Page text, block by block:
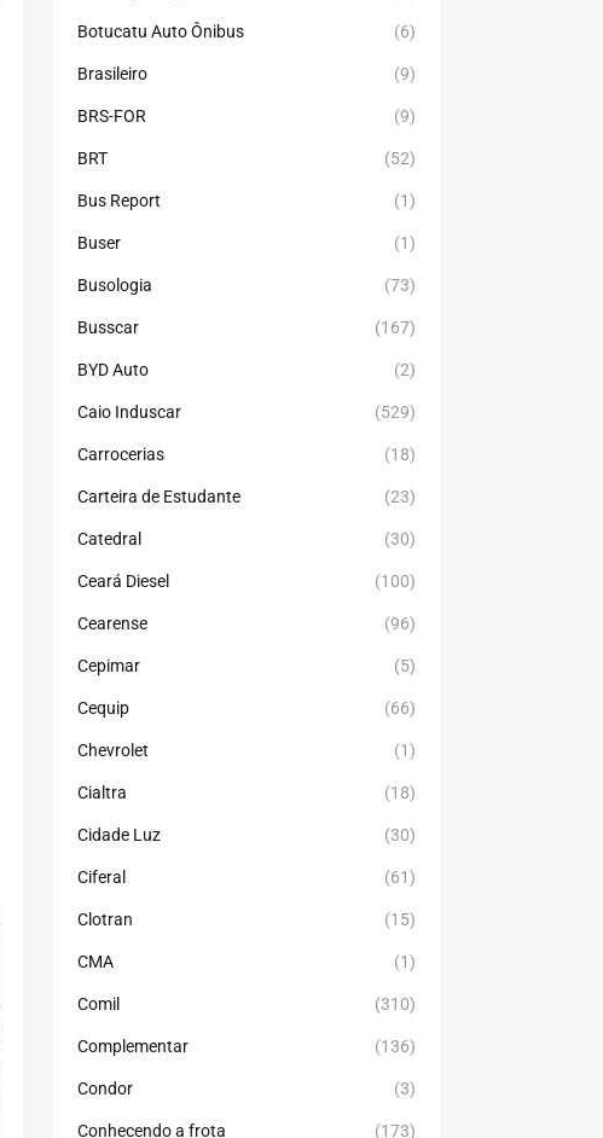
Botucatu Auto Ônibus (6)
Brasileiro (9)
BRS-FOR (9)
BRT (52)
Bus Report (1)
Buser (1)
Busologia (73)
Busscar (167)
BYD Auto (2)
Caio Induscar (529)
Carrocerias (18)
Carteira de Estudante (23)
Catedral (30)
Ceará Diesel (100)
Cearense (96)
Cepimar (5)
Cequip (66)
Chevrolet (1)
Cialtra (18)
Cidade Luz (30)
Ciferal (61)
Clotran (15)
CMA (1)
Comil (310)
Complementar (136)
Condor (3)
Conhecendo a frota (173)